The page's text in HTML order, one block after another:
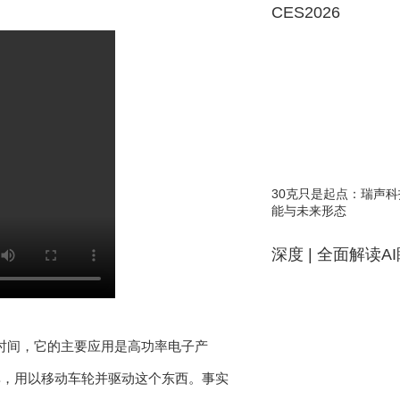
间，它的主要应用是高功率电子产
用以移动车轮并驱动这个东西。事实
CES2026
30克只是起点：瑞声
能与未来形态
深度 | 全面解读AI